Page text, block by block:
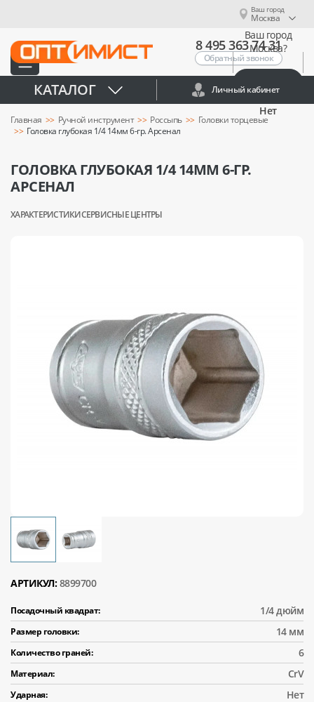
Ваш город
Москва
Ваш город
Москва?
Нет
8 495 363 74 31
Обратный звонок
КАТАЛОГ Личный кабинет
Главная Ручной инструмент Россыпь
Головки торцевые
Головка глубокая 1/4 14мм 6-гр. Арсенал
ГОЛОВКА ГЛУБОКАЯ 1/4 14ММ 6-ГР.
АРСЕНАЛ
ХАРАКТЕРИСТИКИСЕРВИСНЫЕ ЦЕНТРЫ
АРТИКУЛ: 8899700
Посадочный квадрат: 1/4 дюйм
Размер головки: 14 мм
Количество граней: 6
Материал: CrV
Ударная: Нет